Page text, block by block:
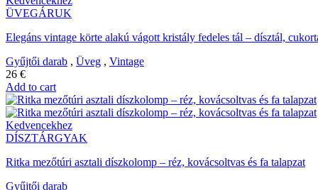
ÜVEGÁRUK
Elegáns vintage körte alakú vágott kristály fedeles tál – dísztál,
Gyűjtői darab , Üveg , Vintage
26 €
Add to cart
Kedvencekhez
DÍSZTÁRGYAK
Ritka mezőtúri asztali díszkolomp – réz, kovácsoltvas és fa talapzat
Gyűjtői darab